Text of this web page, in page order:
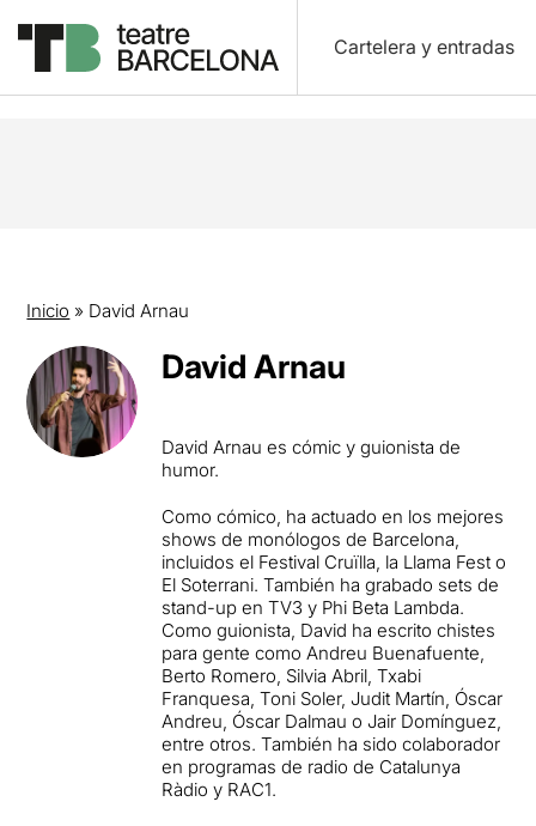
Cartelera y entradas
Inicio » David Arnau
David Arnau
David Arnau es cómic y guionista de
humor.
Como cómico, ha actuado en los mejores
shows de monólogos de Barcelona, ​​
incluidos el Festival Cruïlla, la Llama Fest o
El Soterrani. También ha grabado sets de
stand-up en TV3 y Phi Beta Lambda.
Como guionista, David ha escrito chistes
para gente como Andreu Buenafuente,
Berto Romero, Silvia Abril, Txabi
Franquesa, Toni Soler, Judit Martín, Óscar
Andreu, Óscar Dalmau o Jair Domínguez,
entre otros. También ha sido colaborador
en programas de radio de Catalunya
Ràdio y RAC1.